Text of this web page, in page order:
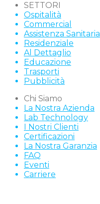
SETTORI
Ospitalità
Commercial
Assistenza Sanitaria
Residenziale
Al Dettaglio
Educazione
Trasporti
Pubblicità
Chi Siamo
La Nostra Azienda
Lab Technology
I Nostri Clienti
Certificazioni
La Nostra Garanzia
FAQ
Eventi
Carriere